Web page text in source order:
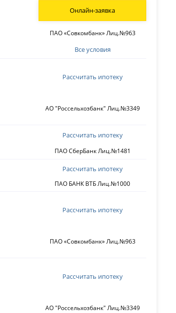
Все условия
ПАО «Совкомбанк» Лиц.№963
Онлайн-заявка
АО "Россельхозбанк" Лиц.№3349
Рассчитать ипотеку
ПАО СберБанк Лиц.№1481
Рассчитать ипотеку
ПАО БАНК ВТБ Лиц.№1000
Рассчитать ипотеку
ПАО «Совкомбанк» Лиц.№963
Рассчитать ипотеку
АО "Россельхозбанк" Лиц.№3349
Рассчитать ипотеку